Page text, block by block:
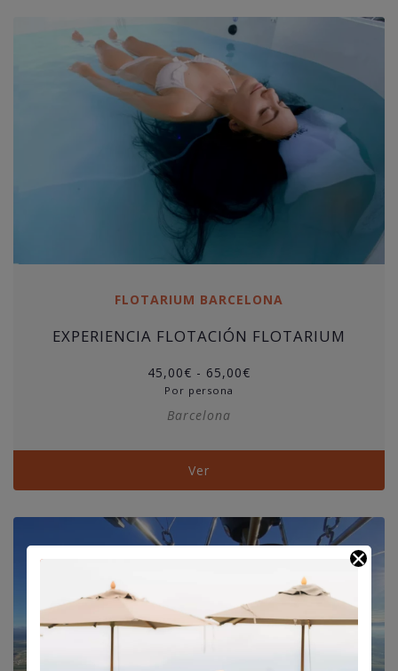
FLOTARIUM BARCELONA
EXPERIENCIA FLOTACIÓN FLOTARIUM
45,00€ - 65,00€Rango
Por persona
Barcelona
Ver